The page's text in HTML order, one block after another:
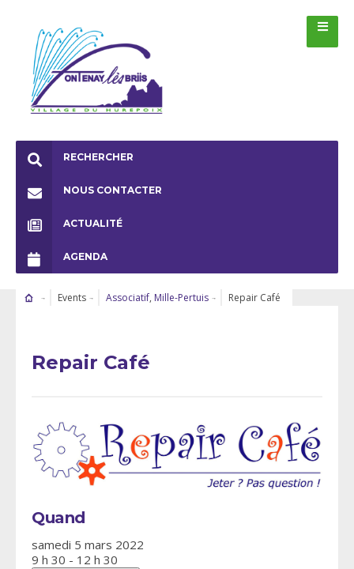
RECHERCHER
NOUS CONTACTER
ACTUALITÉ
AGENDA
Events Associatif, Mille-Pertuis Repair Café
Repair Café
Quand
samedi 5 mars 2022
9 h 30 - 12 h 30